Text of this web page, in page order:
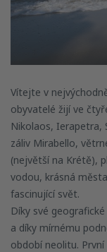
Vítejte v
obyvatelé žijí ve
Nikolaos, Ierapetra,
záliv Mirabello,
(největší na Krétě),
vodou, krásná
fascinující svět.
Díky své
a díky mírnému
období neolitu.